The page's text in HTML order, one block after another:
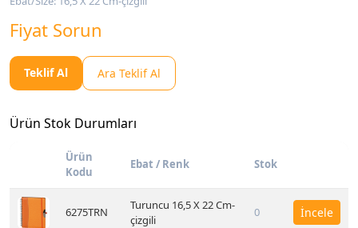
Fiyat Sorun
Teklif Al Ara Teklif Al
Ürün Stok Durumları
Ürün
Kodu
Ebat / Renk Stok
6275TRN
Turuncu 16,5 X 22 Cm-
çizgili
0 İncele